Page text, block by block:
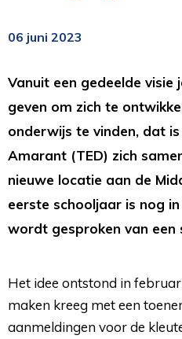
06 juni 2023
Vanuit een gedeelde visie
geven om zich te
onderwijs te vinden, dat
Amarant (TED) zich
nieuwe locatie aan de
eerste schooljaar is nog
wordt gesproken van een
Het idee ontstond in
maken kreeg met een
aanmeldingen voor de